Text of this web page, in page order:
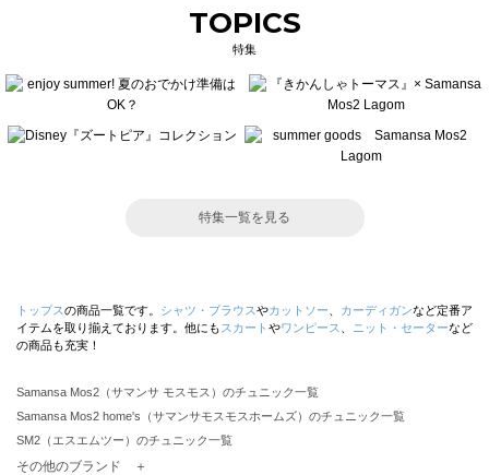
TOPICS
特集
特集一覧を見る
トップスの商品一覧です。 シャツ・ブラウスやカットソー カーディガンなど定番ア
イテムを取り揃えております。他にも スカート やワンピース ニット・セーターなど
の商品も充実！
Samansa Mos2（サマンサ モスモス）のチュニック一覧
Samansa Mos2 home's（サマンサモスモスホームズ）のチュニック一覧
SM2（エスエムツー）のチュニック一覧
TSUHARU by Samansa Mos2（ツハルバイサマンサモスモス）のチュニック一覧
その他のブランド ＋